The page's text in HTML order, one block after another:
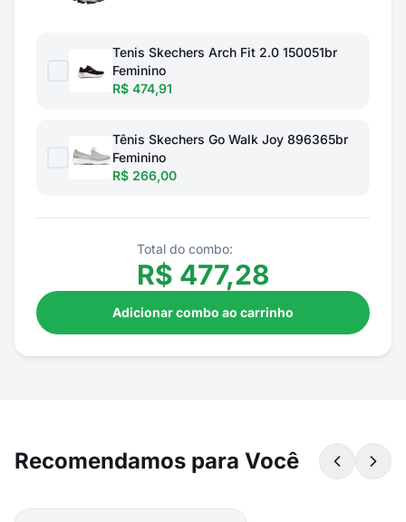
Tenis Skechers Arch Fit 2.0 150051br
Feminino
R$ 474,91
Tênis Skechers Go Walk Joy 896365br
Feminino
R$ 266,00
Total do combo:
R$ 477,28
Adicionar combo ao carrinho
Recomendamos para Você